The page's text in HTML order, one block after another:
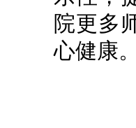
院更多
心健康